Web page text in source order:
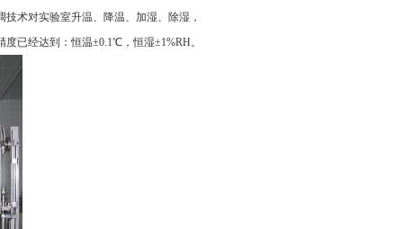
术对实验室升温、降温、加湿、除湿，
已经达到：恒温±0.1℃，恒湿±1%RH。